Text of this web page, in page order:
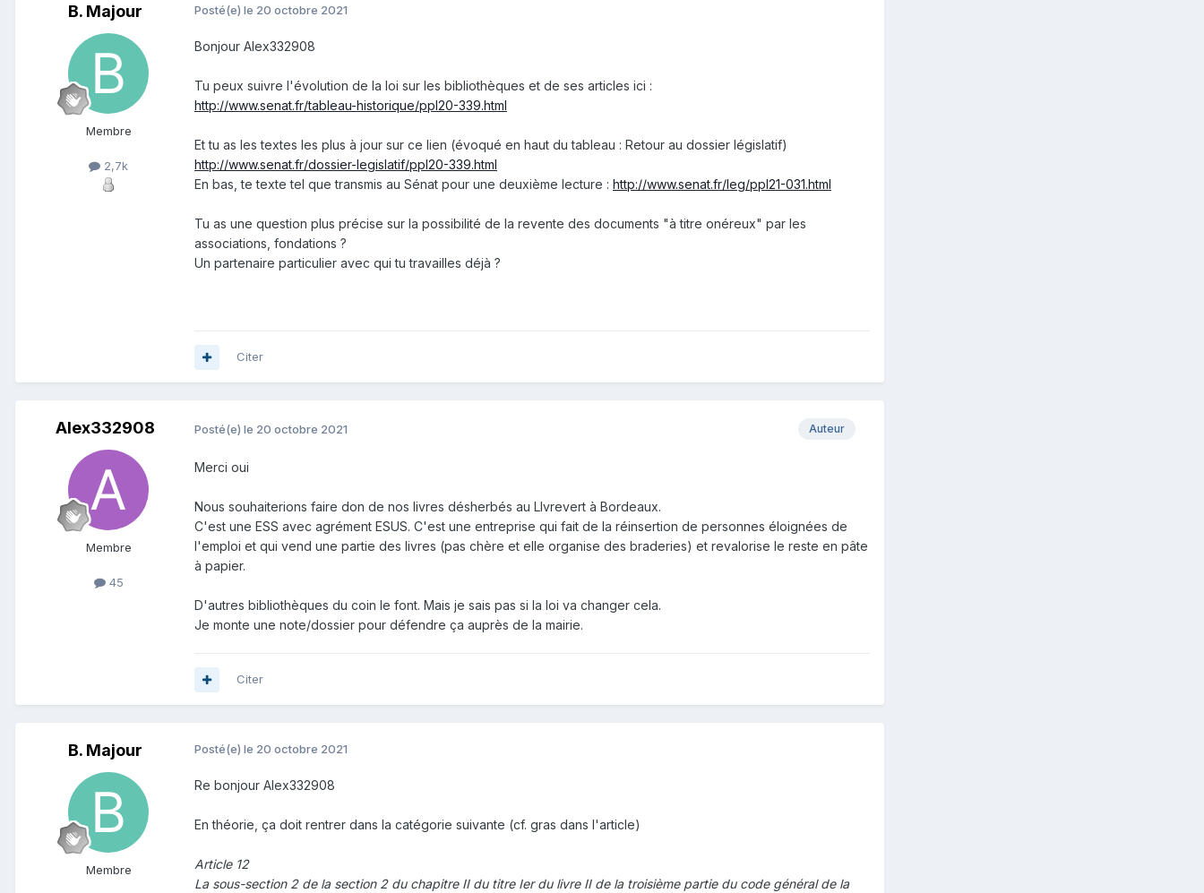
B. Majour
Membre
2,7k
Posté(e) le 20 octobre 2021
Bonjour Alex332908
Tu peux suivre l'évolution de la loi sur les bibliothèques et de ses articles ici :
http://www.senat.fr/tableau-historique/ppl20-339.html
Et tu as les textes les plus à jour sur ce lien (évoqué en haut du tableau : Retour au dossier législatif)
http://www.senat.fr/dossier-legislatif/ppl20-339.html
En bas, te texte tel que transmis au Sénat pour une deuxième lecture : http://www.senat.fr/leg/ppl21-031.html
Tu as une question plus précise sur la possibilité de la revente des documents "à titre onéreux" par les
associations, fondations ?
Un partenaire particulier avec qui tu travailles déjà ?
Citer
Alex332908
Membre
45
Auteur
Posté(e) le 20 octobre 2021
Merci oui
Nous souhaiterions faire don de nos livres désherbés au LIvrevert à Bordeaux.
C'est une ESS avec agrément ESUS. C'est une entreprise qui fait de la réinsertion de personnes éloignées de
l'emploi et qui vend une partie des livres (pas chère et elle organise des braderies) et revalorise le reste en pâte
à papier.
D'autres bibliothèques du coin le font. Mais je sais pas si la loi va changer cela.
Je monte une note/dossier pour défendre ça auprès de la mairie.
Citer
B. Majour
Membre
Posté(e) le 20 octobre 2021
Re bonjour Alex332908
En théorie, ça doit rentrer dans la catégorie suivante (cf. gras dans l'article)
Article 12
La sous-section 2 de la section 2 du chapitre II du titre Ier du livre II de la troisième partie du code général de la